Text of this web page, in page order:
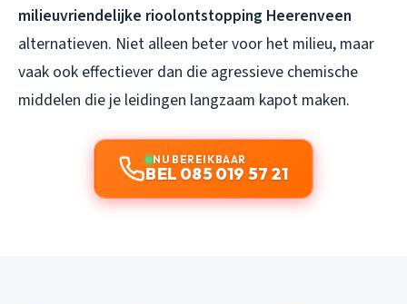
milieuvriendelijke rioolontstopping Heerenveen
alternatieven. Niet alleen beter voor het milieu, maar
vaak ook effectiever dan die agressieve chemische
middelen die je leidingen langzaam kapot maken.
NU BEREIKBAAR
BEL 085 019 57 21